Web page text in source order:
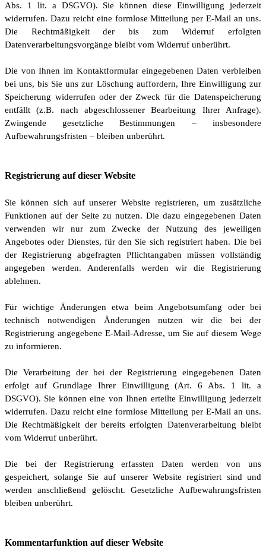
Abs. 1 lit. a DSGVO). Sie können diese Einwilligung jederzeit
widerrufen. Dazu reicht eine formlose Mitteilung per E-Mail an uns.
Die Rechtmäßigkeit der bis zum Widerruf erfolgten
Datenverarbeitungsvorgänge bleibt vom Widerruf unberührt.
Die von Ihnen im Kontaktformular eingegebenen Daten verbleiben
bei uns, bis Sie uns zur Löschung auffordern, Ihre Einwilligung zur
Speicherung widerrufen oder der Zweck für die Datenspeicherung
entfällt (z.B. nach abgeschlossener Bearbeitung Ihrer Anfrage).
Zwingende gesetzliche Bestimmungen – insbesondere
Aufbewahrungsfristen – bleiben unberührt.
Registrierung auf dieser Website
Sie können sich auf unserer Website registrieren, um zusätzliche
Funktionen auf der Seite zu nutzen. Die dazu eingegebenen Daten
verwenden wir nur zum Zwecke der Nutzung des jeweiligen
Angebotes oder Dienstes, für den Sie sich registriert haben. Die bei
der Registrierung abgefragten Pflichtangaben müssen vollständig
angegeben werden. Anderenfalls werden wir die Registrierung
ablehnen.
Für wichtige Änderungen etwa beim Angebotsumfang oder bei
technisch notwendigen Änderungen nutzen wir die bei der
Registrierung angegebene E-Mail-Adresse, um Sie auf diesem Wege
zu informieren.
Die Verarbeitung der bei der Registrierung eingegebenen Daten
erfolgt auf Grundlage Ihrer Einwilligung (Art. 6 Abs. 1 lit. a
DSGVO). Sie können eine von Ihnen erteilte Einwilligung jederzeit
widerrufen. Dazu reicht eine formlose Mitteilung per E-Mail an uns.
Die Rechtmäßigkeit der bereits erfolgten Datenverarbeitung bleibt
vom Widerruf unberührt.
Die bei der Registrierung erfassten Daten werden von uns
gespeichert, solange Sie auf unserer Website registriert sind und
werden anschließend gelöscht. Gesetzliche Aufbewahrungsfristen
bleiben unberührt.
Kommentarfunktion auf dieser Website